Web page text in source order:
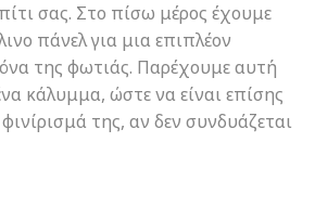
σας. Στο πίσω μέρος έχουμε
πάνελ για μια επιπλέον
της φωτιάς. Παρέχουμε αυτή
κάλυμμα, ώστε να είναι επίσης
της, αν δεν συνδυάζεται